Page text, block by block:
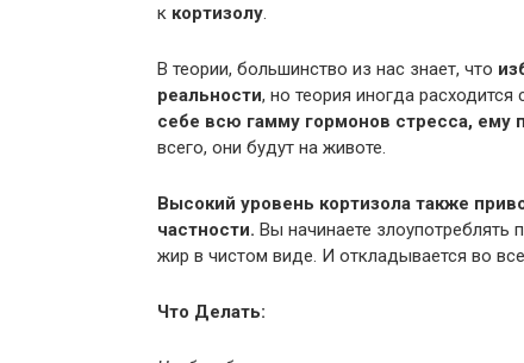
к кортизолу.
В теории, большинство из нас знает, что
реальности, но теория иногда расходится
себе всю гамму гормонов стресса, ему
всего, они будут на животе.
Высокий уровень кортизола также
частности. Вы начинаете злоупотреблять
жир в чистом виде. И откладывается во
Что Делать: